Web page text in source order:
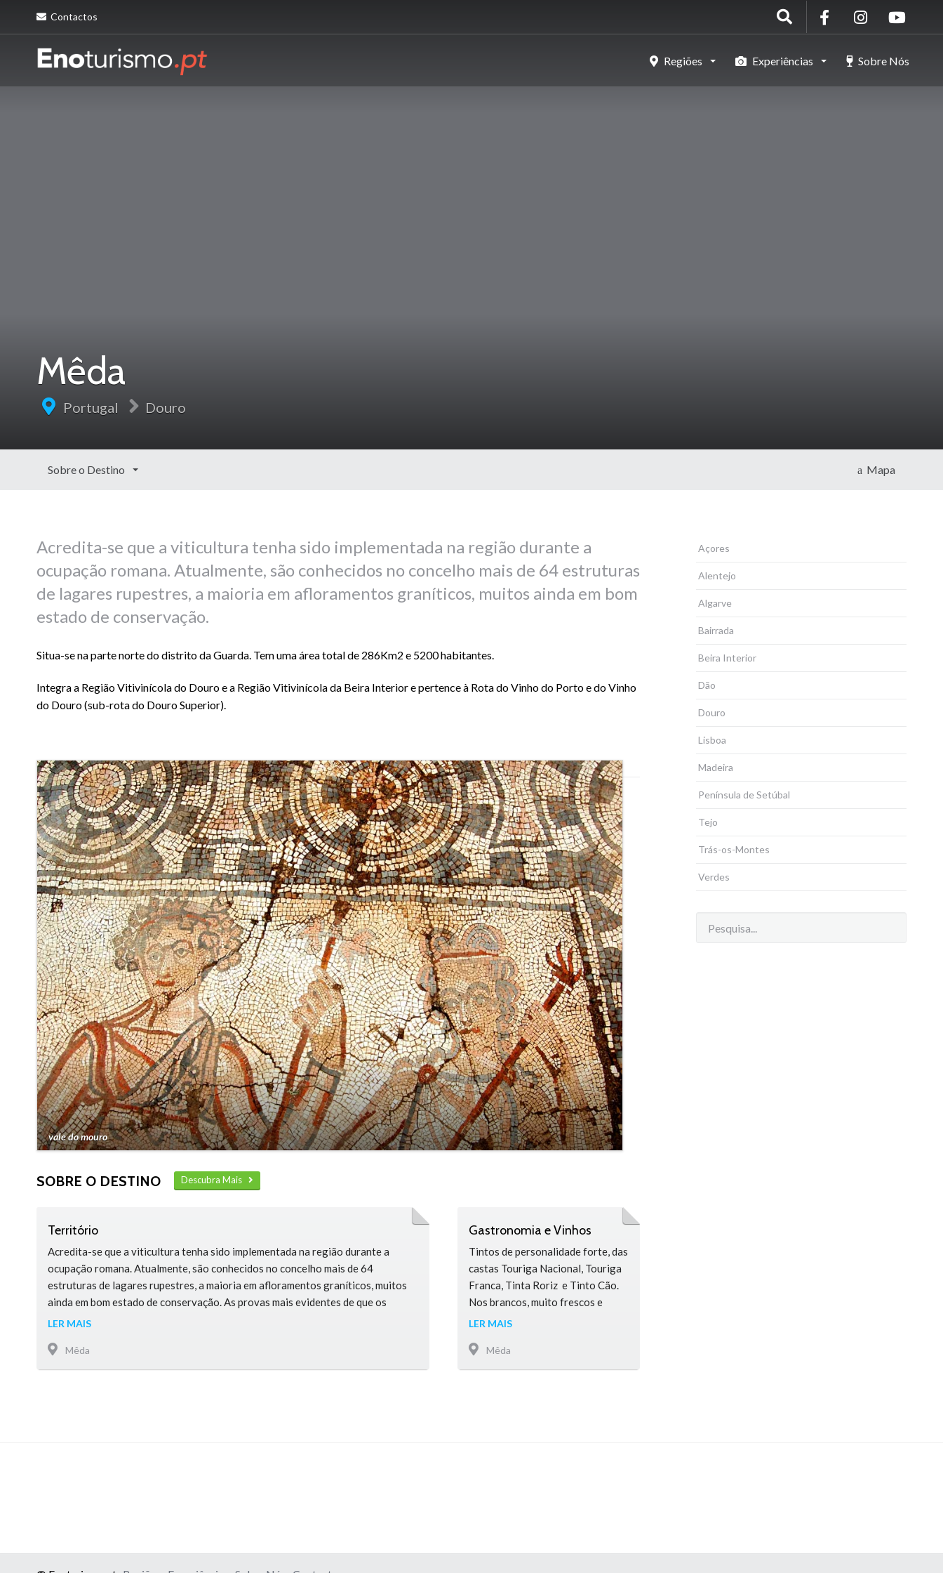
Contactos
Regiões Experiências Sobre Nós
Mêda
Portugal Douro
Sobre o Destino Mapa
Acredita-se que a viticultura tenha sido implementada na região durante a
ocupação romana. Atualmente, são conhecidos no concelho mais de 64 estruturas
de lagares rupestres, a maioria em afloramentos graníticos, muitos ainda em bom
estado de conservação.
Situa-se na parte norte do distrito da Guarda. Tem uma área total de 286Km2 e 5200 habitantes.
Integra a Região Vitivinícola do Douro e a Região Vitivinícola da Beira Interior e pertence à Rota do Vinho do Porto e do Vinho
do Douro (sub-rota do Douro Superior).
vale do mouro
SOBRE O DESTINO Descubra Mais
Território
Acredita-se que a viticultura tenha sido implementada na região durante a
ocupação romana. Atualmente, são conhecidos no concelho mais de 64
estruturas de lagares rupestres, a maioria em afloramentos graníticos, muitos
ainda em bom estado de conservação. As provas mais evidentes de que os
romanos produziram vinhos na região podem ser encontradas no Sítio
LER MAIS
Mêda
Gastronomia e Vinhos
Tintos de personalidade forte, das
castas Touriga Nacional, Touriga
Franca, Tinta Roriz e Tinto Cão.
Nos brancos, muito frescos e
aromáticos, destacam-se as
Gouveio. “Posta” de vitela,
cabrito e borrego, destacando-se
LER MAIS
Mêda
Açores
Alentejo
Algarve
Bairrada
Beira Interior
Dão
Douro
Lisboa
Madeira
Península de Setúbal
Tejo
Trás-os-Montes
Verdes